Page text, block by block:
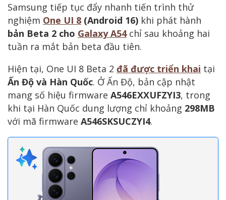
Samsung tiếp tục đẩy nhanh tiến trình thử
nghiệm One UI 8 (Android 16) khi phát hành
bản Beta 2 cho Galaxy A54chỉ sau khoảng hai
tuần ra mắt bản beta đầu tiên.
Hiện tại, One UI 8 Beta 2 đã được triển khai tại
Ấn Độ và Hàn Quốc. Ở Ấn Độ, bản cập nhật
mang số hiệu firmware A546EXXUFZYI3, trong
khi tại Hàn Quốc dung lượng chỉ khoảng 298MB
với mã firmware A546SKSUCZYI4.